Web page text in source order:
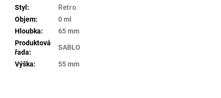
Styl :
Retro
Objem:
0 ml
Hloubka:
65 mm
Produktová
řada:
SABLO
Výška: 55 mm